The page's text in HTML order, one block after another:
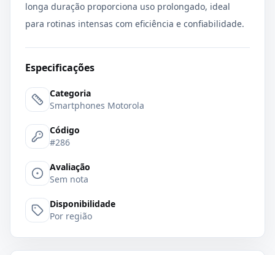
longa duração proporciona uso prolongado, ideal
para rotinas intensas com eficiência e confiabilidade.
Especificações
Categoria
Smartphones Motorola
Código
#286
Avaliação
Sem nota
Disponibilidade
Por região